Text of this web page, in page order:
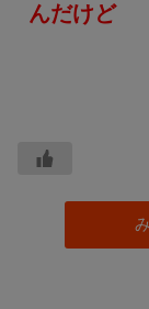
んだけど